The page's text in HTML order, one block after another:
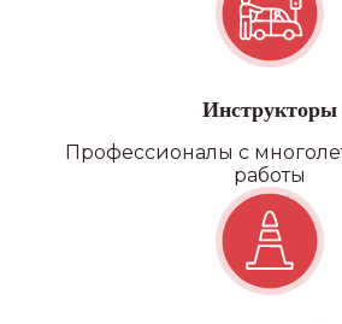
Инструкторы
Профессионалы с
работы